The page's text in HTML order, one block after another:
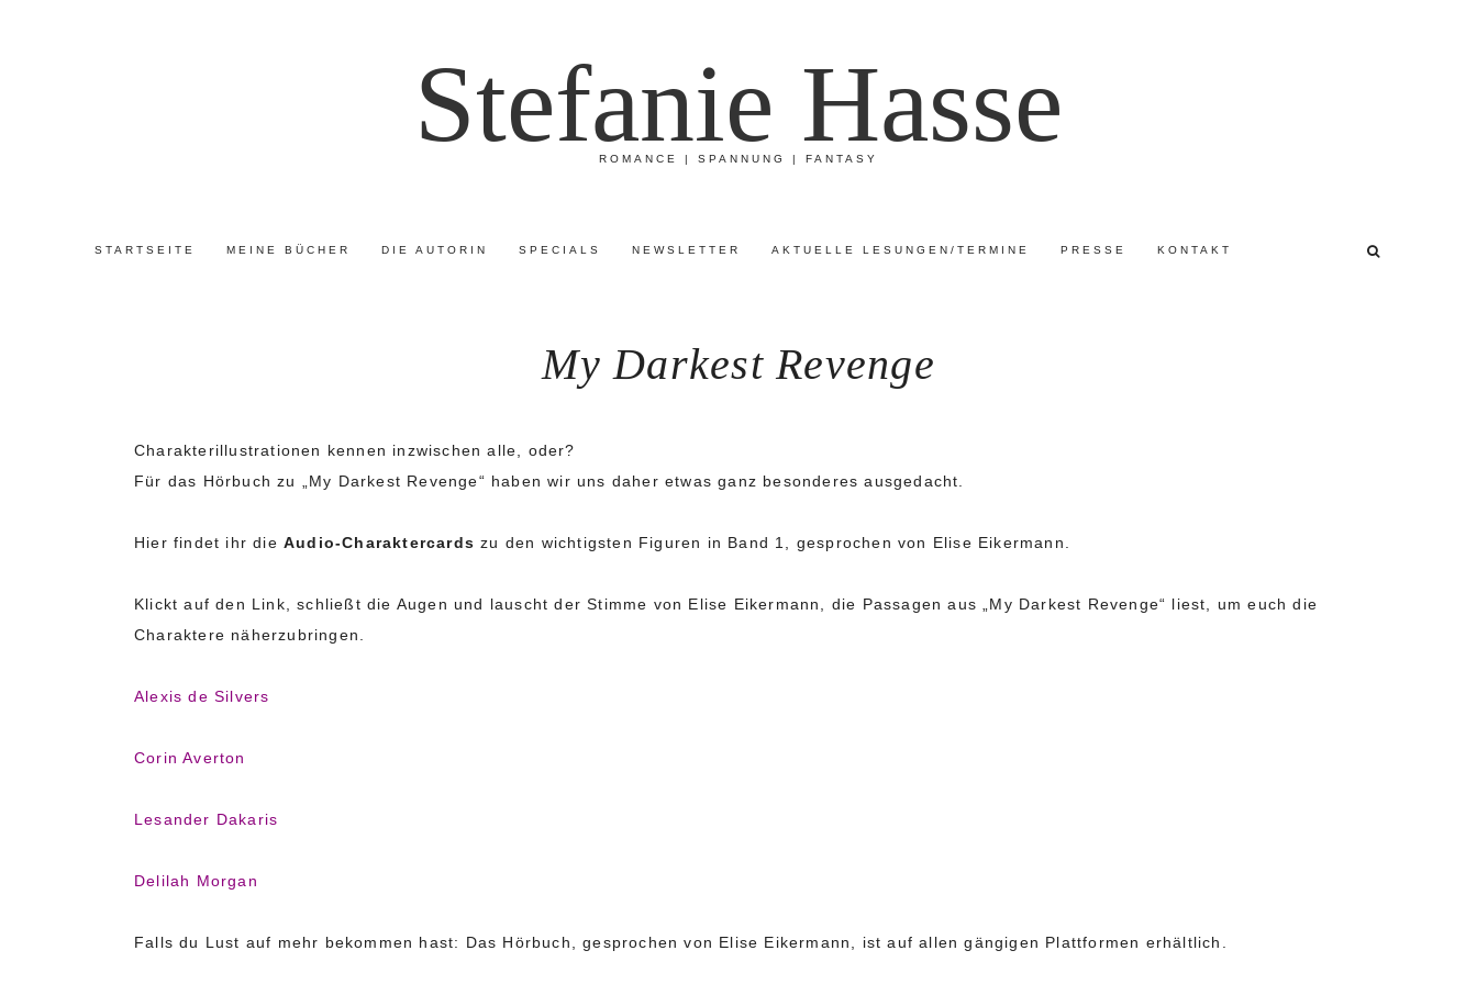
Stefanie Hasse
ROMANCE | SPANNUNG | FANTASY
STARTSEITE MEINE BÜCHER DIE AUTORIN SPECIALS NEWSLETTER AKTUELLE LESUNGEN/TERMINE PRESSE KONTAKT
My Darkest Revenge
Charakterillustrationen kennen inzwischen alle, oder?
Für das Hörbuch zu „My Darkest Revenge“ haben wir uns daher etwas ganz besonderes ausgedacht.
Hier findet ihr die Audio-Charaktercards zu den wichtigsten Figuren in Band 1, gesprochen von Elise Eikermann.
Klickt auf den Link, schließt die Augen und lauscht der Stimme von Elise Eikermann, die Passagen aus „My Darkest Revenge“ liest, um euch die
Charaktere näherzubringen.
Alexis de Silvers
Corin Averton
Lesander Dakaris
Delilah Morgan
Falls du Lust auf mehr bekommen hast: Das Hörbuch, gesprochen von Elise Eikermann, ist auf allen gängigen Plattformen erhältlich.